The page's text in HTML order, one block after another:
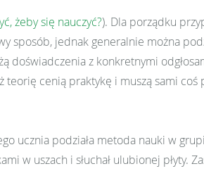
żeby się nauczyć?). Dla porządku
sposób, jednak generalnie można
doświadczenia z konkretnymi
cenią praktykę i muszą sami coś
ucznia podziała metoda nauki w
w uszach i słuchał ulubionej płyty.